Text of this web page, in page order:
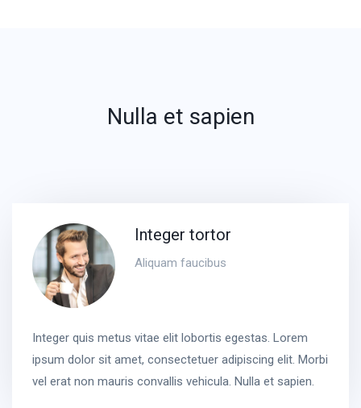
Nulla et sapien
Integer tortor
Aliquam faucibus
Integer quis metus vitae elit lobortis egestas. Lorem
ipsum dolor sit amet, consectetuer adipiscing elit. Morbi
vel erat non mauris convallis vehicula. Nulla et sapien.